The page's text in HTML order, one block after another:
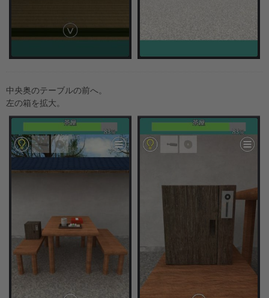
中央奥のテーブルの前へ。
左の箱を拡大。